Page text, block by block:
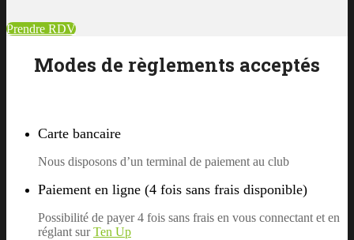
Prendre RDV
Modes de règlements acceptés
Carte bancaire
Nous disposons d’un terminal de paiement au club
Paiement en ligne (4 fois sans frais disponible)
Possibilité de payer 4 fois sans frais en vous connectant et en
réglant surTen Up